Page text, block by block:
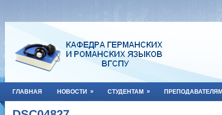
ГЛАВНАЯ НОВОСТИ » СТУДЕНТАМ »